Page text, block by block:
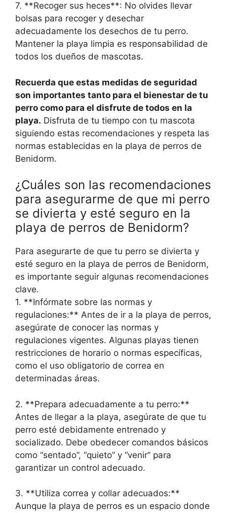
7. **Recoger sus heces**: No olvides llevar
bolsas para recoger y desechar
adecuadamente los desechos de tu perro.
Mantener la playa limpia es responsabilidad de
todos los dueños de mascotas.
Recuerda que estas medidas de seguridad
son importantes tanto para el bienestar de tu
perro como para el disfrute de todos en la
playa. Disfruta de tu tiempo con tu mascota
siguiendo estas recomendaciones y respeta las
normas establecidas en la playa de perros de
Benidorm.
¿Cuáles son las recomendaciones
para asegurarme de que mi perro
se divierta y esté seguro en la
playa de perros de Benidorm?
Para asegurarte de que tu perro se divierta y
esté seguro en la playa de perros de Benidorm,
es importante seguir algunas recomendaciones
clave.
1. **Infórmate sobre las normas y
regulaciones:** Antes de ir a la playa de perros,
asegúrate de conocer las normas y
regulaciones vigentes. Algunas playas tienen
restricciones de horario o normas específicas,
como el uso obligatorio de correa en
determinadas áreas.
2. **Prepara adecuadamente a tu perro:**
Antes de llegar a la playa, asegúrate de que tu
perro esté debidamente entrenado y
socializado. Debe obedecer comandos básicos
como “sentado”, “quieto” y “venir” para
garantizar un control adecuado.
3. **Utiliza correa y collar adecuados:**
Aunque la playa de perros es un espacio donde